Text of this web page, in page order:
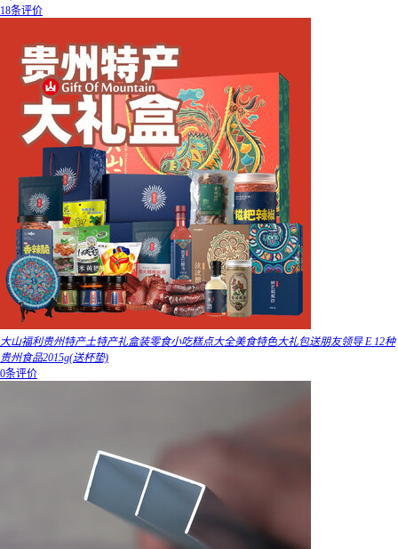
18条评价
大山福利贵州特产土特产礼盒装零食小吃糕点大全美食特色大礼包送朋友领导 E 12种
贵州食品2015g(送杯垫)
0条评价